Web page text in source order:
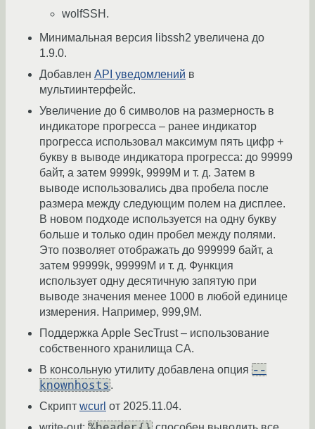
wolfSSH.
Минимальная версия libssh2 увеличена до
1.9.0.
Добавлен API уведомлений в
мультиинтерфейс.
Увеличение до 6 символов на размерность в
индикаторе прогресса – ранее индикатор
прогресса использовал максимум пять цифр +
букву в выводе индикатора прогресса: до 99999
байт, а затем 9999k, 9999M и т. д. Затем в
выводе использовались два пробела после
размера между следующим полем на дисплее.
В новом подходе используется на одну букву
больше и только один пробел между полями.
Это позволяет отображать до 999999 байт, а
затем 99999k, 99999M и т. д. Функция
использует одну десятичную запятую при
выводе значения менее 1000 в любой единице
измерения. Например, 999,9M.
Поддержка Apple SecTrust – использование
собственного хранилища CA.
В консольную утилиту добавлена опция --
knownhosts .
Скрипт wcurl от 2025.11.04.